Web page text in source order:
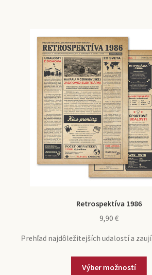
Retrospektíva 1986
9,90 €
Prehľad najdôležitejších udalostí a
Výber možností